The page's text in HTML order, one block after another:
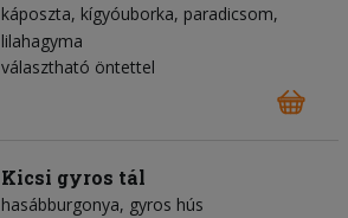
káposzta kígyóuborka paradicsom
lilahagyma
választható öntettel
Kicsi gyros tál
hasábburgonya gyros hús